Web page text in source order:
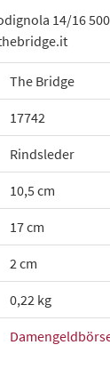
14/16
The Bridge
17742
Rindsleder
10,5 cm
17 cm
2 cm
0,22 kg